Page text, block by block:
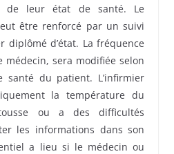
de leur état de santé. Le
être renforcé par un suivi
d’état. La fréquence
médecin, sera modifiée selon
santé du patient. L’infirmier
la température du
ou a des difficultés
les informations dans son
a lieu si le médecin ou